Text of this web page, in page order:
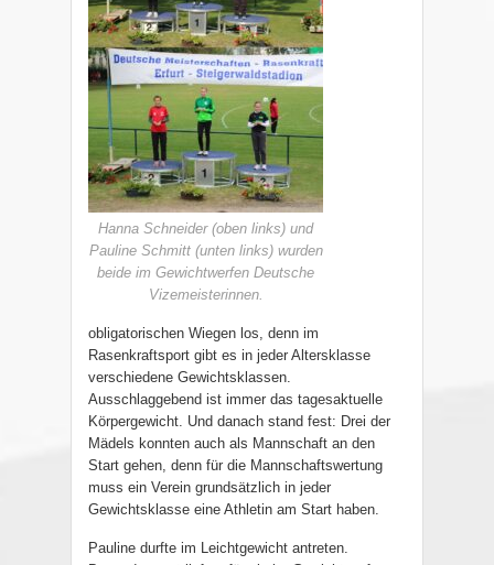
Hanna Schneider (oben links) und
Pauline Schmitt (unten links) wurden
beide im Gewichtwerfen Deutsche
Vizemeisterinnen.
obligatorischen Wiegen los, denn im
Rasenkraftsport gibt es in jeder Altersklasse
verschiedene Gewichtsklassen.
Ausschlaggebend ist immer das tagesaktuelle
Körpergewicht. Und danach stand fest: Drei der
Mädels konnten auch als Mannschaft an den
Start gehen, denn für die Mannschaftswertung
muss ein Verein grundsätzlich in jeder
Gewichtsklasse eine Athletin am Start haben.
Pauline durfte im Leichtgewicht antreten.